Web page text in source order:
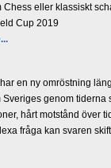
Chess eller klassiskt
Cup 2019
en ny omröstning
Sveriges genom
hårt motstånd över
fråga kan svaren